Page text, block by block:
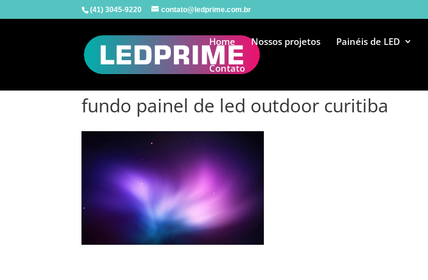
(41) 3045-9220 contato@ledprime.com.br
Home Nossos projetos Painéis de LED
Contato
fundo painel de led outdoor curitiba